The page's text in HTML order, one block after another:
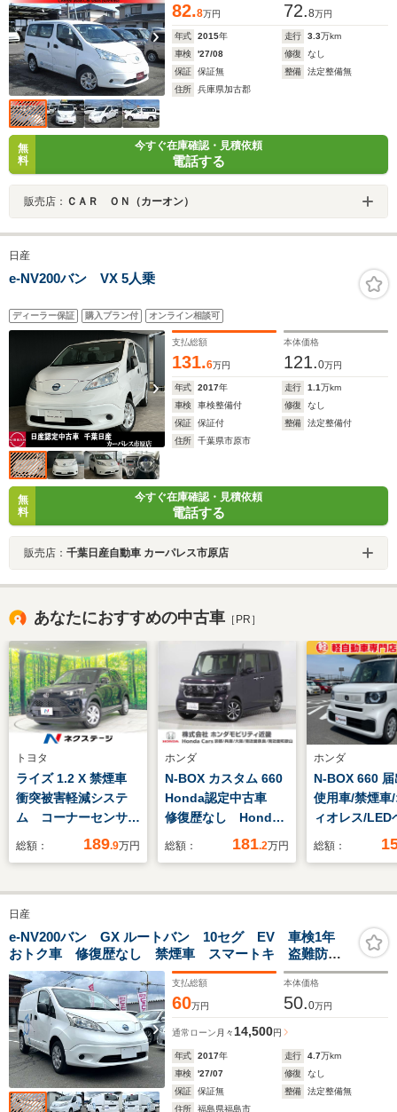
82.8万円 72.8万円
年式 2015年 走行 3.3万km
車検
'27/08 修復
なし
保証
保証無 整備
法定整備無
住所
兵庫県加古郡
無
料
今すぐ在庫確認・見積依頼
電話する
販売店： ＣＡＲ ＯＮ（カーオン）
日産
e-NV200バン VX 5人乗
ディーラー保証 購入プラン付 オンライン相談可
支払総額
131.6万円
本体価格
121.0万円
年式 2017年 走行 1.1万km
車検
車検整備付 修復
なし
保証
保証付 整備
法定整備付
住所
千葉県市原市
無
料
今すぐ在庫確認・見積依頼
電話する
販売店： 千葉日産自動車 カーパレス市原店
あなたにおすすめの中古車 ［PR］
トヨタ
ライズ 1.2 X 禁煙車
衝突被害軽減システ
ム コーナーセンサ
ー LEDヘッド スマ
ト 電動格納ミラー
プライバシーガラス
アイドリングストッ
プ パワーウィンドウ
総額： 189.9万円
ホンダ
N-BOX カスタム 660
Honda認定中古車
修復歴なし Honda
販売店全国保証2年保
レコ ETC バックカ
ドドア アダプティブ
クルーズコントロー
ル フルセグTV
総額： 181.2万円
ホンダ
N-BOX 660
使用車/禁煙車
ィオレス/LED
ライト/衝突被
グセンサー/オ
ム/プッシュス
オートエアコ
タルスピード
総額：
日産
e-NV200バン GX ルートバン 10セグ EV 車検1年
おトク車 修復歴なし 禁煙車 スマートキ 盗難防止
システム ABS 衝突安全ボディ エアコン
支払総額
60万円
本体価格
50.0万円
通常ローン 月々 14,500円
年式 2017年 走行 4.7万km
車検
'27/07 修復
なし
保証
保証無 整備
法定整備無
住所
福島県福島市